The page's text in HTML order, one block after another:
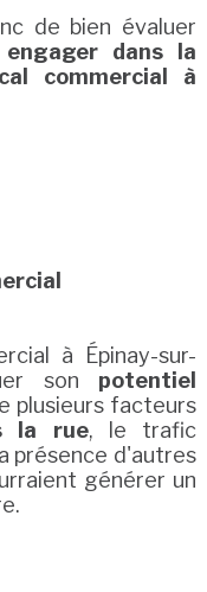
de bien évaluer
dans la
commercial à
à Épinay-sur-
son potentiel
plusieurs facteurs
la rue, le trafic
présence d'autres
générer un